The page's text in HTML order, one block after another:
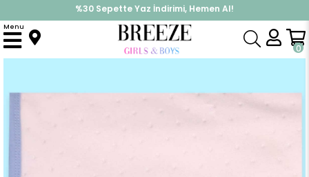
%30 Sepette Yaz İndirimi, Hemen Al!
İndirimlere ek %10 İndirimi Kap, Hemen Üye Ol!
0
Menu
Anasayfa Battaniye